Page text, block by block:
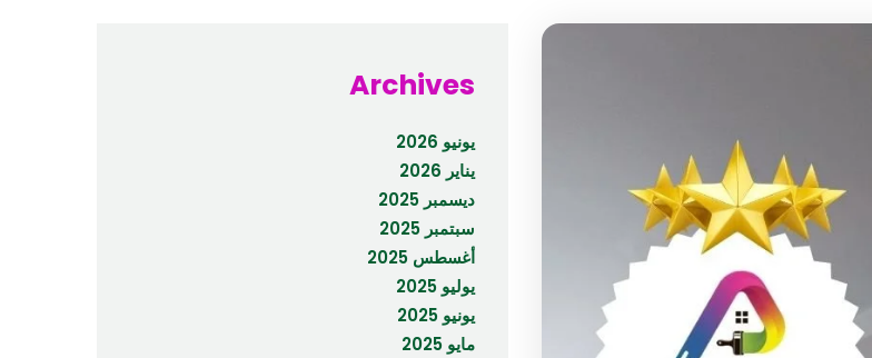
Archives
يونيو 2026
يناير 2026
ديسمبر 2025
سبتمبر 2025
أغسطس 2025
يوليو 2025
يونيو 2025
مايو 2025